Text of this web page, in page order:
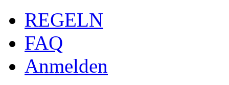
REGELN
FAQ
Anmelden